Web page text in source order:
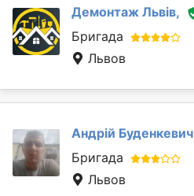
Демонтаж Львів,
Бригада
Львов
Андрій Буденкевич
Бригада
Львов